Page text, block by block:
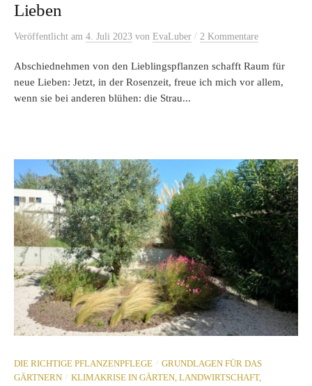
Lieben
Veröffentlicht am 4. Juli 2023 von EvaLuber / 2 Kommentare
Abschiednehmen von den Lieblingspflanzen schafft Raum für
neue Lieben: Jetzt, in der Rosenzeit, freue ich mich vor allem,
wenn sie bei anderen blühen: die Strau...
DIE RICHTIGE PFLANZENPFLEGE / GRUNDLAGEN FÜR DAS
GÄRTNERN / KLIMAKRISE IN GÄRTEN, LANDWIRTSCHAFT,